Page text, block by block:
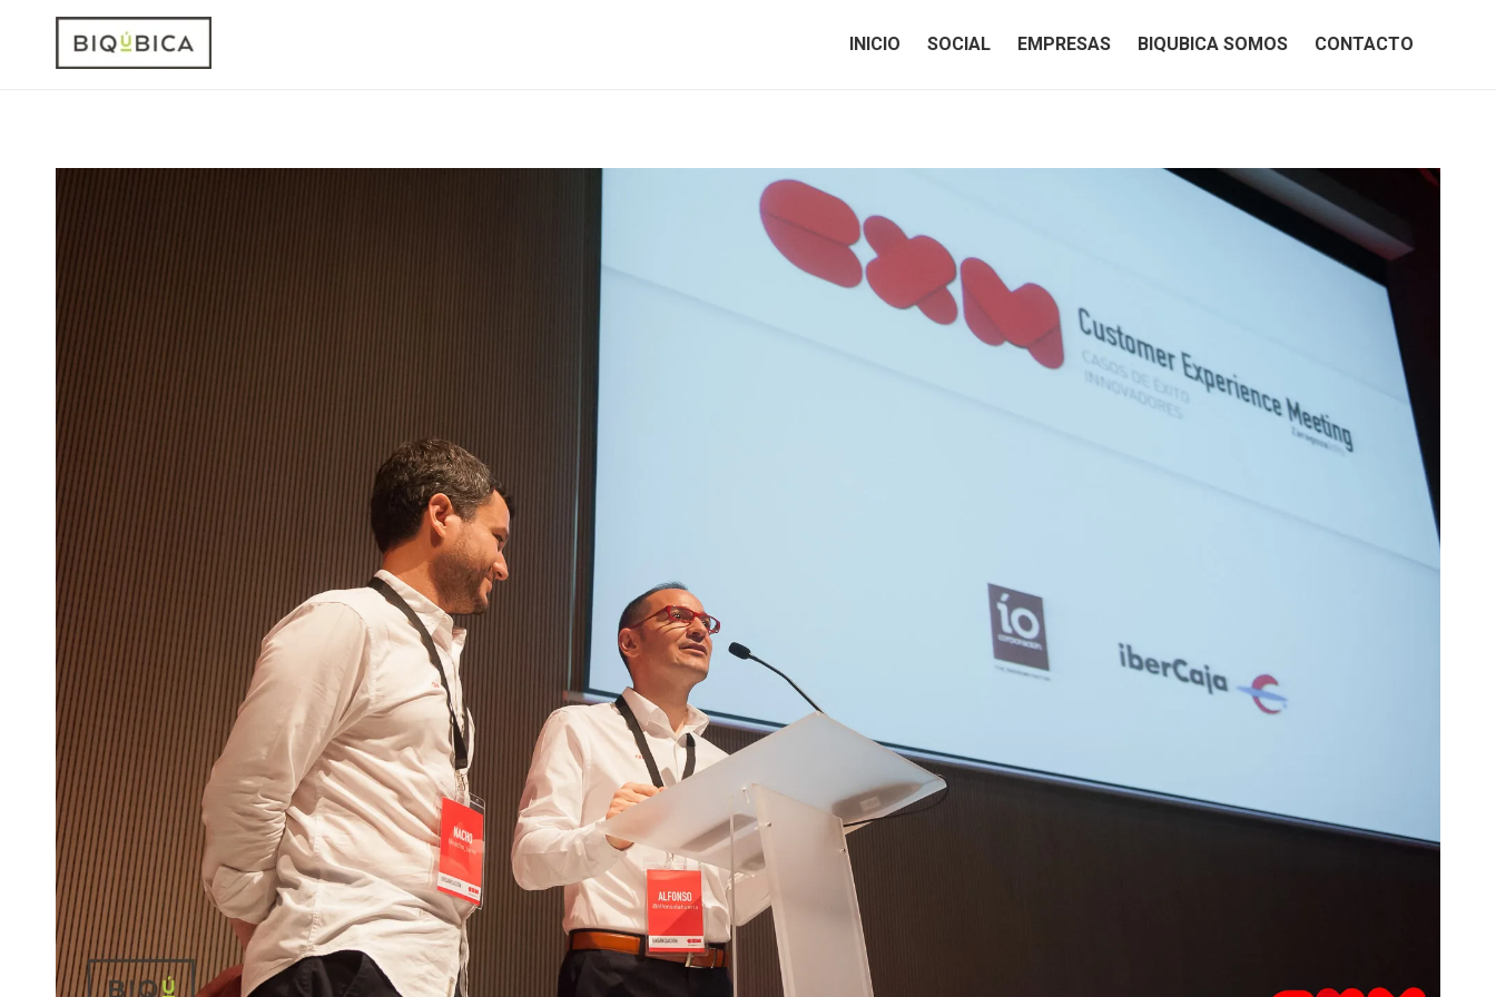
INICIO SOCIAL EMPRESAS BIQUBICA SOMOS CONTACTO
INICIO SOCIAL EMPRESAS BIQUBICA SOMOS CONTACTO